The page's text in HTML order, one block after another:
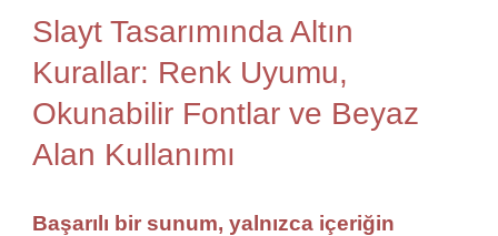
Slayt Tasarımında Altın
Kurallar: Renk Uyumu,
Okunabilir Fontlar ve Beyaz
Alan Kullanımı
Başarılı bir sunum, yalnızca içeriğin